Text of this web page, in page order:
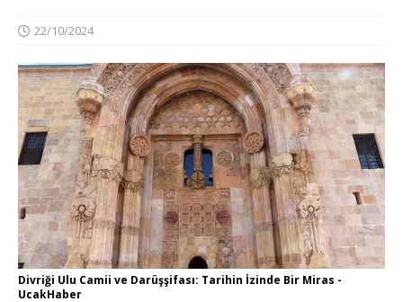
22/10/2024
Divriği Ulu Camii ve Darüşşifası: Tarihin İzinde Bir Miras -
UcakHaber